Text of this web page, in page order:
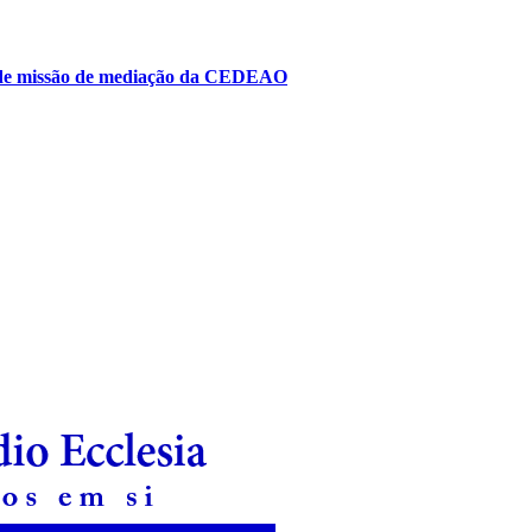
missão de mediação da CEDEAO